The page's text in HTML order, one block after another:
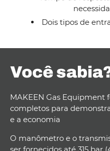
Dois tipos de
Você
MAKEEN Gas Equipment
completos para
e a economia
O manômetro e o